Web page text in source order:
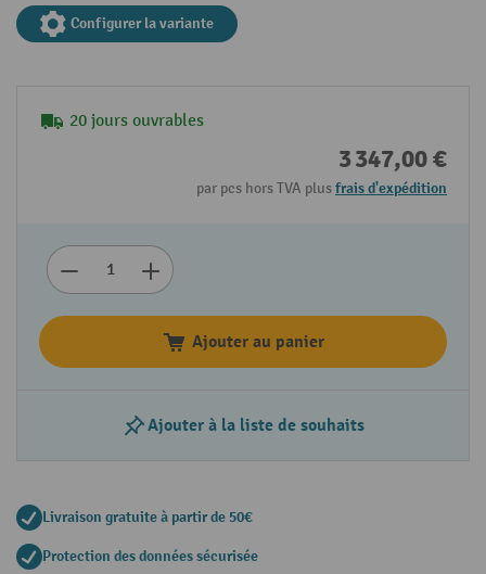
Configurer la variante
20 jours ouvrables
3 347,00 €
par pcs hors TVA plusfrais d'expédition
Ajouter au panier
Ajouter à la liste de souhaits
Livraison gratuite à partir de 50€
Protection des données sécurisée